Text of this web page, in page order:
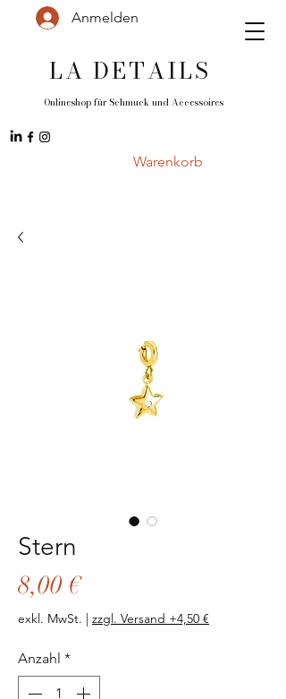
Warenkorb
LA DETAILS
Onlineshop für Schmuck und Accessoires
Anmelden
Stern
8,00 €Preis
exkl. MwSt. | zzgl. Versand +4,50 €
Anzahl *